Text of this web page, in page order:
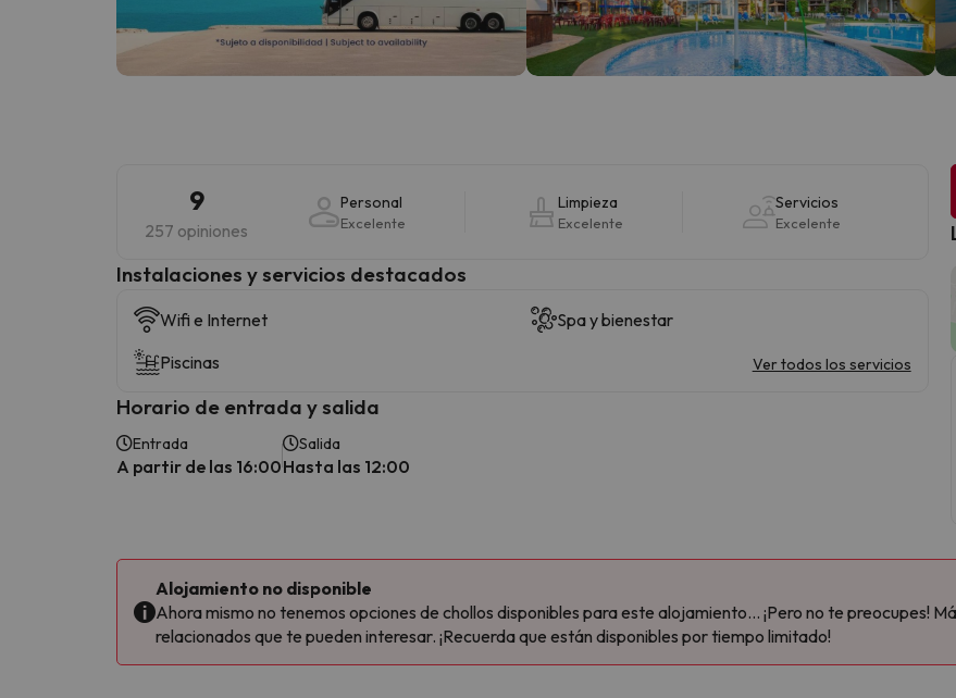
9
257 opiniones
Personal
Excelente
Limpieza
Excelente
Servicios
Excelente
Instalaciones y servicios destacados
Wifi e Internet
Spa y bienestar
Piscinas
Ver todos los servicios
Horario de entrada y salida
Entrada
A partir de las 16:00
Salida
Hasta las 12:00
Alojamiento no disponible
Ahora mismo no tenemos opciones de chollos disponibles para este alojamiento... ¡Pero no te preocupes!
relacionados que te pueden interesar. ¡Recuerda que están disponibles por tiempo limitado!